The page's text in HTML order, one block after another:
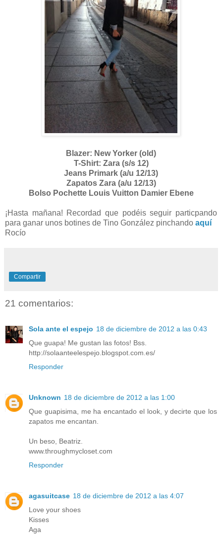
Blazer: New Yorker (old)
T-Shirt: Zara (s/s 12)
Jeans Primark (a/u 12/13)
Zapatos Zara (a/u 12/13)
Bolso Pochette Louis Vuitton Damier Ebene
¡Hasta mañana! Recordad que podéis seguir particpando
para ganar unos botines de Tino González pinchando aquí
Rocío
Compartir
21 comentarios:
Sola ante el espejo 18 de diciembre de 2012 a las 0:43
Que guapa! Me gustan las fotos! Bss.
http://solaanteelespejo.blogspot.com.es/
Responder
Unknown 18 de diciembre de 2012 a las 1:00
Que guapisima, me ha encantado el look, y decirte que los
zapatos me encantan.
Un beso, Beatriz.
www.throughmycloset.com
Responder
agasuitcase 18 de diciembre de 2012 a las 4:07
Love your shoes
Kisses
Aga